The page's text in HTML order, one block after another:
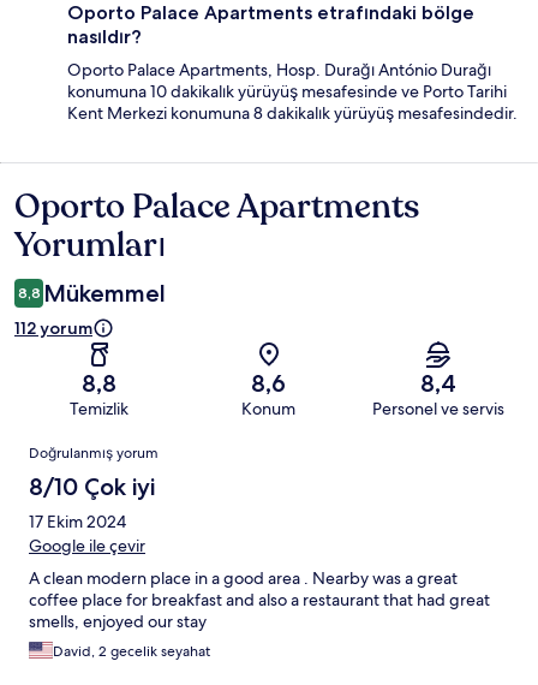
Oporto Palace Apartments etrafındaki bölge
nasıldır?
Oporto Palace Apartments, Hosp. Durağı António Durağı
konumuna 10 dakikalık yürüyüş mesafesinde ve Porto Tarihi
Kent Merkezi konumuna 8 dakikalık yürüyüş mesafesindedir.
Yorumlar
Oporto Palace Apartments
Yorumları
8,8 Mükemmel
112 yorum
8,8
Temizlik
8,6
Konum
8,4
Personel ve servis
Yorumlar
Doğrulanmış yorum
8/10 Çok iyi
17 Ekim 2024
Google ile çevir
A clean modern place in a good area . Nearby was a great
coffee place for breakfast and also a restaurant that had great
smells, enjoyed our stay
David, 2 gecelik seyahat